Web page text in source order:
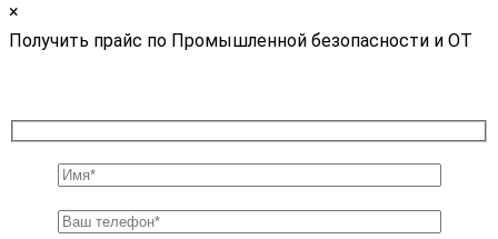
×
Получить прайс по Промышленной безопасности и ОТ